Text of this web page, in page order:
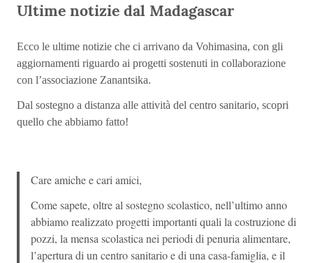
Ultime notizie dal Madagascar
Ecco le ultime notizie che ci arrivano da Vohimasina, con gli
aggiornamenti riguardo ai progetti sostenuti in collaborazione
con l’associazione Zanantsika.
Dal sostegno a distanza alle attività del centro sanitario, scopri
quello che abbiamo fatto!
Care amiche e cari amici,
Come sapete, oltre al sostegno scolastico, nell’ultimo anno
abbiamo realizzato progetti importanti quali la costruzione di
pozzi, la mensa scolastica nei periodi di penuria alimentare,
l’apertura di un centro sanitario e di una casa-famiglia, e il